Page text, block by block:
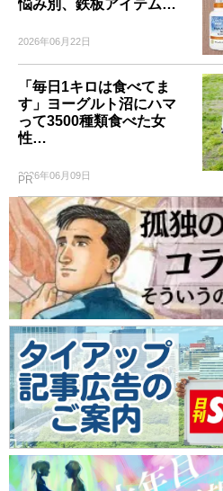
悩み別、鉄板アイテム…
2026年06月22日
「毎日1キロは食べてま
す」ヨーグルト沼にハマ
って3500種類食べた女
性…
2026年06月09日
PR